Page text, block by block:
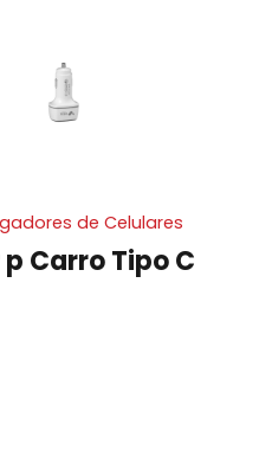
de Celulares
Carro Tipo C